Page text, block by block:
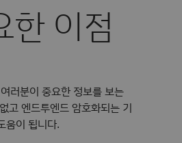
한 이점
러분이 중요한 정보를 보는
고 엔드투엔드 암호화되는 기
움이 됩니다.